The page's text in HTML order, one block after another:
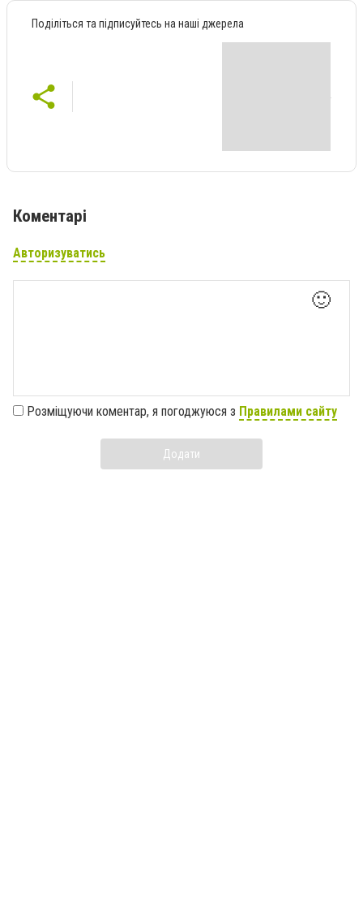
Поділіться та підписуйтесь на наші джерела
Коментарі
Авторизуватись
🙂
Розміщуючи коментар, я погоджуюся з Правилами сайту
Додати